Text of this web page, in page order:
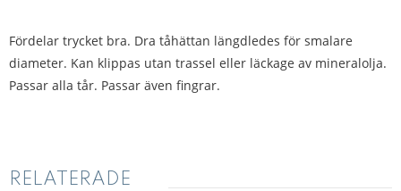
Fördelar trycket bra. Dra tåhättan längdledes för smalare
diameter. Kan klippas utan trassel eller läckage av mineralolja.
Passar alla tår. Passar även fingrar.
RELATERADE